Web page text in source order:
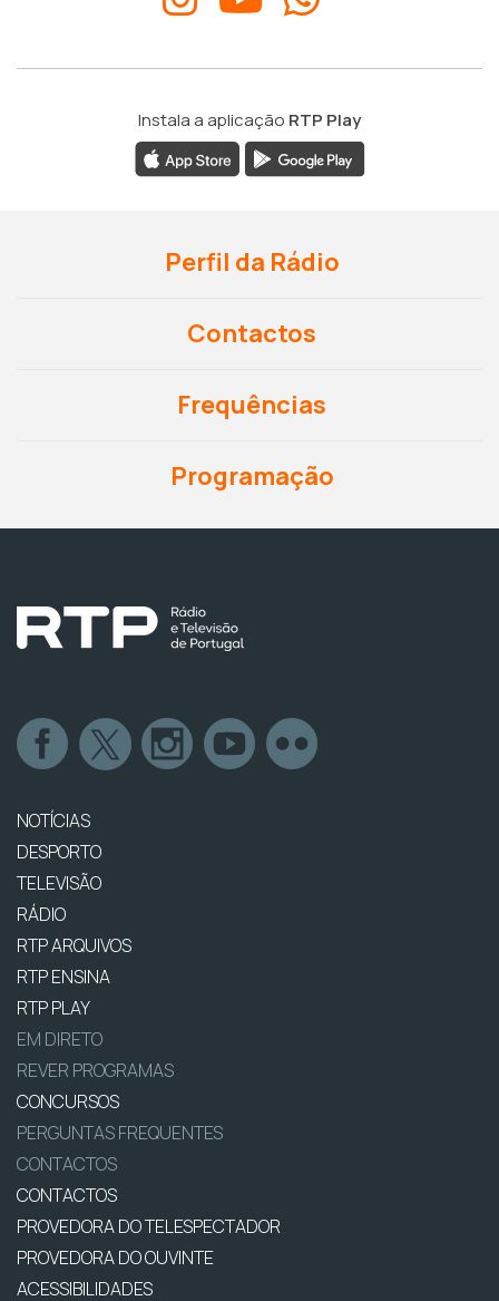
Instala a aplicação RTP Play
Perfil da Rádio
Contactos
Frequências
Programação
NOTÍCIAS
DESPORTO
TELEVISÃO
RÁDIO
RTP ARQUIVOS
RTP ENSINA
RTP PLAY
EM DIRETO
REVER PROGRAMAS
CONCURSOS
PERGUNTAS FREQUENTES
CONTACTOS
CONTACTOS
PROVEDORA DO TELESPECTADOR
PROVEDORA DO OUVINTE
ACESSIBILIDADES